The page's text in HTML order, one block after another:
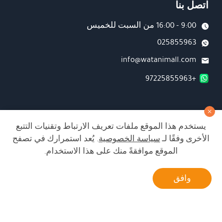
اتصل بنا
9:00 - 16:00 من السبت للخميس
025855963
info@watanimall.com
+97225855963
فروع
تابعونا على صفحة الفيسبوك
تابعونا على انستغرام
يستخدم هذا الموقع ملفات تعريف الارتباط وتقنيات التتبع
الأخرى وفقًا لـسياسة الخصوصية. يُعد استمرارك في تصفح
الموقع موافقةً منك على هذا الاستخدام.
وافق